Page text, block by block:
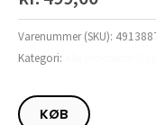
Varenummer (SKU):
Kategori:
KØB